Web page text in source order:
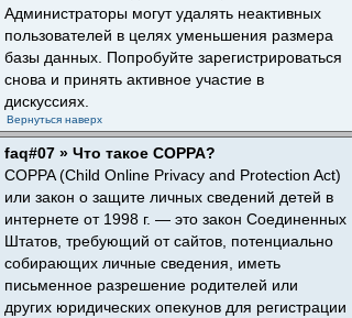
Администраторы могут удалять неактивных
пользователей в целях уменьшения размера
базы данных. Попробуйте зарегистрироваться
снова и принять активное участие в
дискуссиях.
Вернуться наверх
faq#07 » Что такое COPPA?
COPPA (Child Online Privacy and Protection Act)
или закон о защите личных сведений детей в
интернете от 1998 г. — это закон Соединенных
Штатов, требующий от сайтов, потенциально
собирающих личные сведения, иметь
письменное разрешение родителей или
других юридических опекунов для регистрации